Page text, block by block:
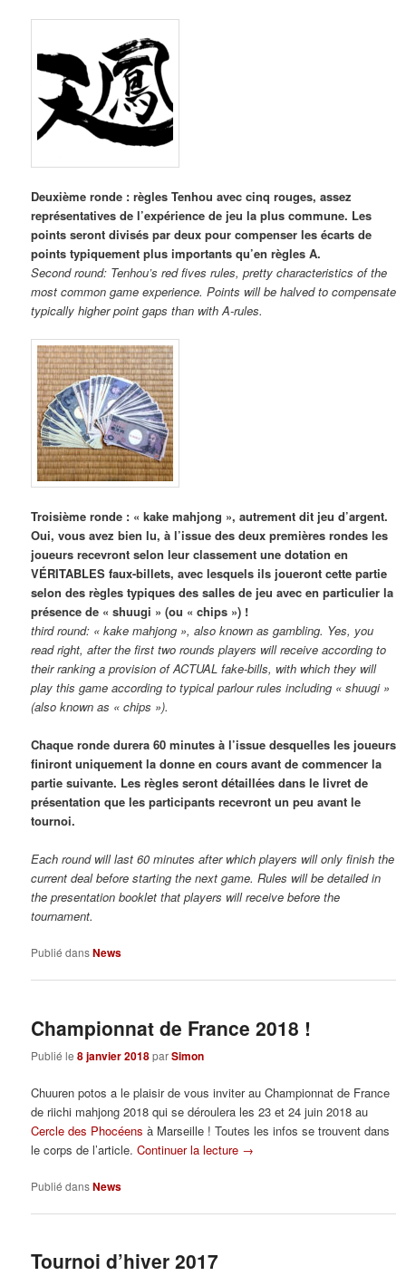
Deuxième ronde : règles Tenhou avec cinq rouges, assez
représentatives de l’expérience de jeu la plus commune. Les
points seront divisés par deux pour compenser les écarts de
points typiquement plus importants qu’en règles A.
Second round: Tenhou’s red fives rules, pretty characteristics of the
most common game experience. Points will be halved to compensate
typically higher point gaps than with A-rules.
Troisième ronde : « kake mahjong », autrement dit jeu d’argent.
Oui, vous avez bien lu, à l’issue des deux premières rondes les
joueurs recevront selon leur classement une dotation en
VÉRITABLES faux-billets, avec lesquels ils joueront cette partie
selon des règles typiques des salles de jeu avec en particulier la
présence de « shuugi » (ou « chips ») !
third round: « kake mahjong », also known as gambling. Yes, you
read right, after the first two rounds players will receive according to
their ranking a provision of ACTUAL fake-bills, with which they will
play this game according to typical parlour rules including « shuugi »
(also known as « chips »).
Chaque ronde durera 60 minutes à l’issue desquelles les joueurs
finiront uniquement la donne en cours avant de commencer la
partie suivante. Les règles seront détaillées dans le livret de
présentation que les participants recevront un peu avant le
tournoi.
Each round will last 60 minutes after which players will only finish the
current deal before starting the next game. Rules will be detailed in
the presentation booklet that players will receive before the
tournament.
Publié dansNews
Championnat de France 2018 !
Publié le8 janvier 2018parSimon
Chuuren potos a le plaisir de vous inviter au Championnat de France
de riichi mahjong 2018 qui se déroulera les 23 et 24 juin 2018 au
Cercle des Phocéens à Marseille ! Toutes les infos se trouvent dans
le corps de l’article.Continuer la lecture →
Publié dansNews
Tournoi d’hiver 2017